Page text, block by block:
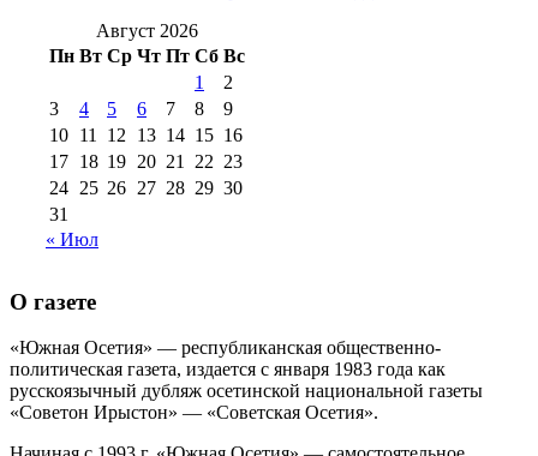
2016 г(12) №99 8 июля 2014 г
августа 2012 г(11)
августа 2013 г
(12)
Август 2026
Пн Вт Ср Чт Пт Сб Вс
1
2
3
4 5 6 7 8
9
10 11 12 13 14 15 16
17 18 19 20 21 22 23
24 25 26 27 28 29 30
31
« Июл
О газете
«Южная Осетия» — республиканская общественно-
политическая газета, издается с января 1983 года как
русскоязычный дубляж осетинской национальной газеты
«Советон Ирыстон» — «Советская Осетия».